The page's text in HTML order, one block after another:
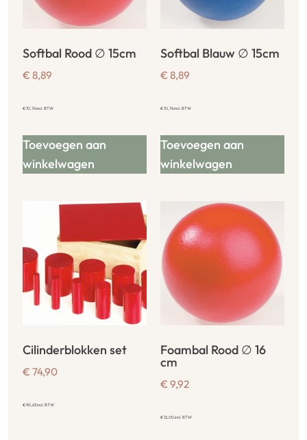
Softbal Rood ∅ 15cm
€ 8,89
€10,76incl. BTW
Toevoegen aan
winkelwagen
Softbal Blauw ∅ 15cm
€ 8,89
€10,76incl. BTW
Toevoegen aan
winkelwagen
Cilinderblokken set
€ 74,90
€90,63incl. BTW
Foambal Rood ∅ 16
cm
€ 9,92
€12,00incl. BTW